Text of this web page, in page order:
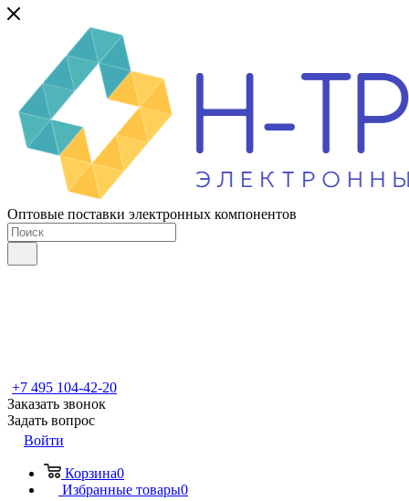
Оптовые поставки электронных компонентов
+7 495 104-42-20
Заказать звонок
Задать вопрос
Войти
Корзина0
Избранные товары0